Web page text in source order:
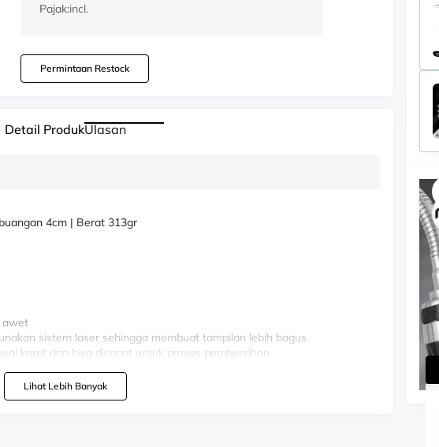
Pajak:incl.
Permintaan Restock
Detail ProdukUlasan
4cm | Berat 313gr
awet
sistem laser sehingga membuat tampilan lebih bagus
karet dan bisa dicopot untuk proses pembersihan
Bau
tidak turun maka katub akan kembali tertutup
Lihat Lebih Banyak